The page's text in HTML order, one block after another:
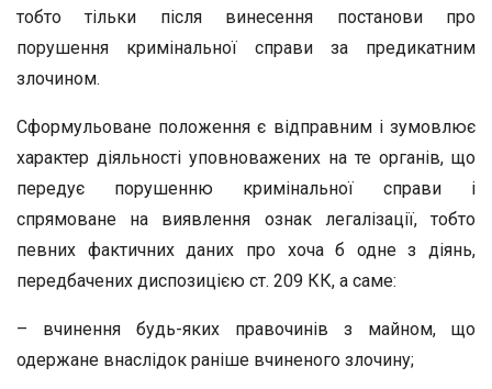
тобто тільки після винесення постанови про
порушення кримінальної справи за предикатним
злочином.
Сформульоване положення є відправним і зумовлює
характер діяльності уповноважених на те органів, що
передує порушенню кримінальної справи і
спрямоване на виявлення ознак легалізації, тобто
певних фактичних даних про хоча б одне з діянь,
передбачених диспозицією ст. 209 КК, а саме:
– вчинення будь-яких правочинів з майном, що
одержане внаслідок раніше вчиненого злочину;